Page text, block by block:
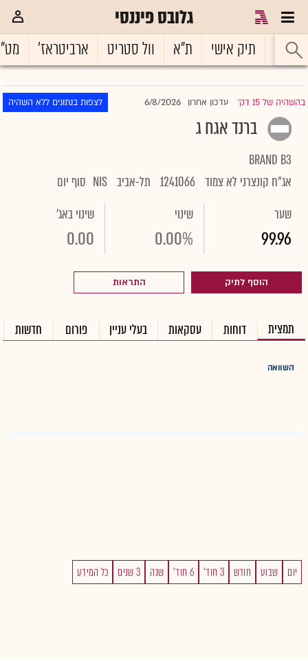
גלובס פיננסי
ראשי תיק אישי ת"א וול סטריט ארביטראז'
בהשהיה של 15 דק' |עדכון אחרון 6/8/2026 לצפות בנתונים ללא השהיה
ברנד אגח ג
BRAND B3
אג"ח קונצרני לא צמוד 1241066 תל-אביב NIS סוף יום
שער
99.96
שינוי
0.00%
שינוי באג'
0.00
הוסף לתיק התראות
תמצית דוחות עסקאות בעלי עניין פורום חדשות
השוואה
יום שבוע חודש 3 חוד' 6 חוד' שנה 3 שנים כל המידע